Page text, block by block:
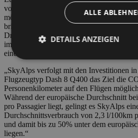
vor dem Abschluss und künftig wird es
möglich sein Abkommen mit anderen
bringt wiederum neue Kundensegmente,
Drehkreuze nach Bozen fliegen oder
immer wichtiger stressfrei in den Urlaub
einem sehr effizienten und leisen Flugzeug
„SkyAlps verfolgt mit den Investitionen
Flugzeugtyp Dash 8 Q400 das Ziel die
Personenkilometer auf den Flügen
Während der europäische Durchschnitt
pro Passagier liegt, gelingt es SkyAlps
Durchschnittsverbrauch von 2,3 l/100km
und damit bis zu 50% unter dem
liegen.“
ALLE
DETAILS ANZEIGEN
Unbedingt erforderlich
Targeting
Unbedingt erforderliche Cookies
wesentliche Kernfunktionen der
Benutzeranmeldung und die